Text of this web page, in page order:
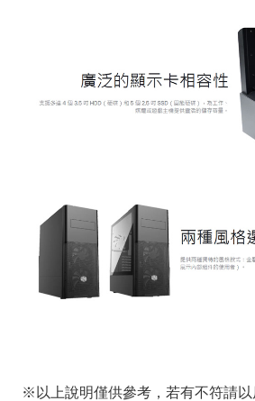
※以上說明僅供參考，若有不符請以